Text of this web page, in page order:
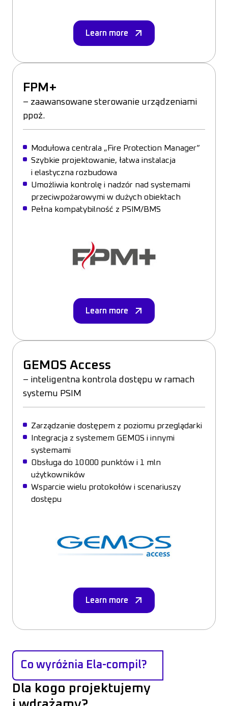
Learn more
FPM+
– zaawansowane sterowanie urządzeniami
ppoż.
Modułowa centrala „Fire Protection Manager”
Szybkie projektowanie, łatwa instalacja
i elastyczna rozbudowa
Umożliwia kontrolę i nadzór nad systemami
przeciwpożarowymi w dużych obiektach
Pełna kompatybilność z PSIM/BMS
Learn more
GEMOS Access
– inteligentna kontrola dostępu w ramach
systemu PSIM
Zarządzanie dostępem z poziomu przeglądarki
Integracja z systemem GEMOS i innymi
systemami
Obsługa do 10 000 punktów i 1 mln
użytkowników
Wsparcie wielu protokołów i scenariuszy
dostępu
Learn more
Co wyróżnia Ela-compil?
Dla kogo projektujemy